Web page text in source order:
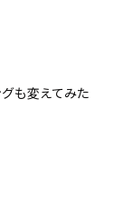
も変えてみた